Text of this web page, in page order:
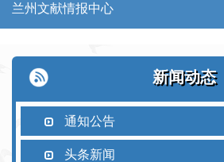
兰州文献情报中心
新闻动态
通知公告
头条新闻